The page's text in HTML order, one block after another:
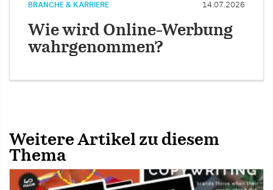
BRANCHE & KARRIERE 14.07.2026
Wie wird Online-Werbung
wahrgenommen?
Weitere Artikel zu diesem
Thema